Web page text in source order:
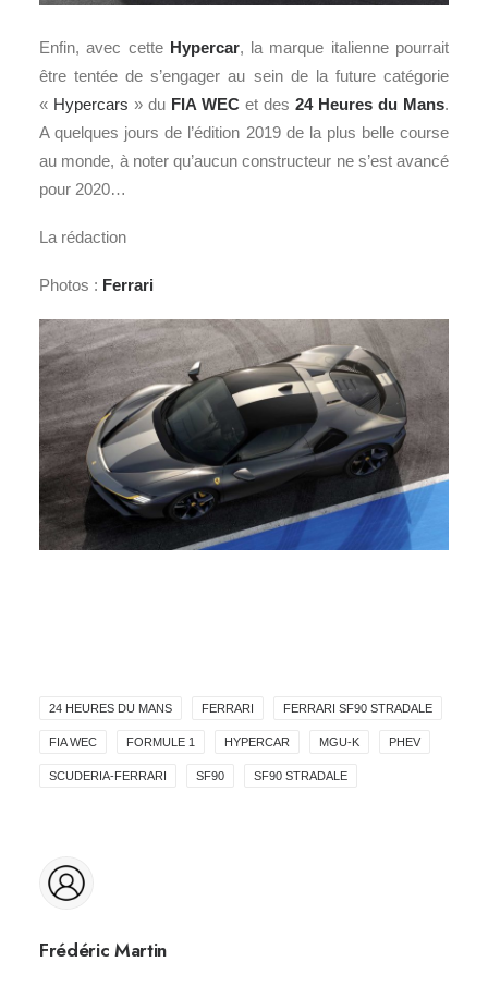
Enfin, avec cette Hypercar, la marque italienne pourrait
être tentée de s’engager au sein de la future catégorie
« Hypercars » du FIA WEC et des 24 Heures du Mans.
A quelques jours de l’édition 2019 de la plus belle course
au monde, à noter qu’aucun constructeur ne s’est avancé
pour 2020…
La rédaction
Photos : Ferrari
24 HEURES DU MANS FERRARI FERRARI SF90 STRADALE
FIA WEC FORMULE 1 HYPERCAR MGU-K PHEV
SCUDERIA-FERRARI SF90 SF90 STRADALE
Frédéric Martin